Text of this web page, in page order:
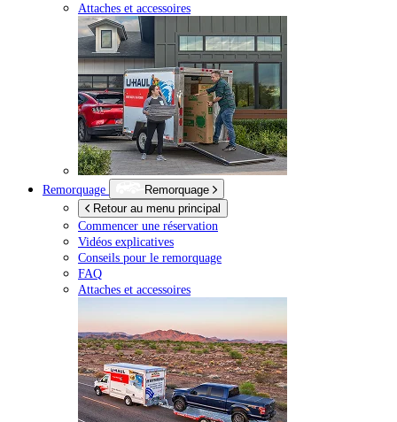
Attaches et accessoires
Remorquage
Remorquage
Retour au menu principal
Commencer une réservation
Vidéos explicatives
Conseils pour le remorquage
FAQ
Attaches et accessoires